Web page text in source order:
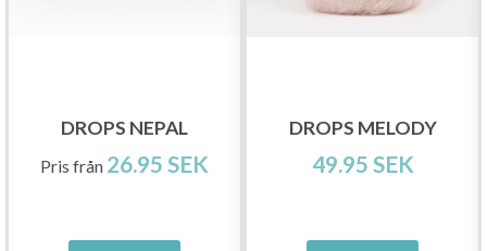
DROPS NEPAL
Pris från 26.95 SEK
DROPS MELODY
49.95 SEK
exklusiv tillgång till inspirerande